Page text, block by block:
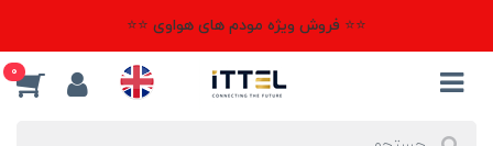
⭐⭐ فروش ویژه مودم های هواوی ⭐⭐
0